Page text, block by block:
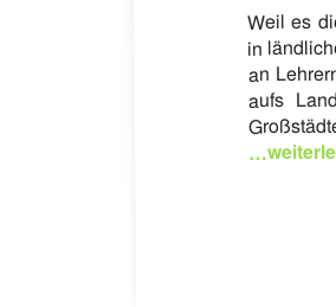
Weil es
in
an
aufs